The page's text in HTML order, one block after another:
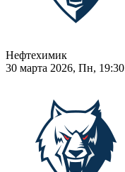
Нефтехимик
30 марта 2026, Пн, 19:30